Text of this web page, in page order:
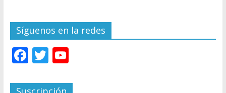
Síguenos en la redes
F
e
T
itt
Y
u